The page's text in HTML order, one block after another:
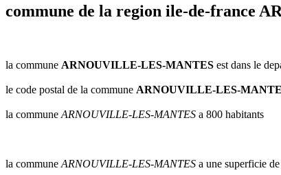
seine
marne
seine
denis
d
oise
commune de la region ile-de-france
la commune ARNOUVILLE-LES-MANTES est dans le
le code postal de la commune ARNOUVILLE-LES-
la commune ARNOUVILLE-LES-MANTES a 800 habitants
la commune ARNOUVILLE-LES-MANTES a une superficie